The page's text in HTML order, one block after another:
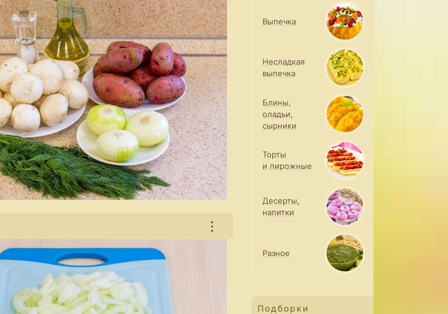
⋮
Выпечка
Несладкая
выпечка
Блины,
оладьи,
сырники
Торты
и пирожные
Десерты,
напитки
Разное
Подборки